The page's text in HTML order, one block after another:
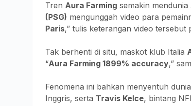
TrenAura Farming semakin
(PSG) mengunggah video para
Paris,” tulis keterangan video tersebut
Tak berhenti di situ, maskot klub Italia
“Aura Farming 1899% accuracy,”
Fenomena ini bahkan menyentuh
Inggris, serta Travis Kelce, bintang